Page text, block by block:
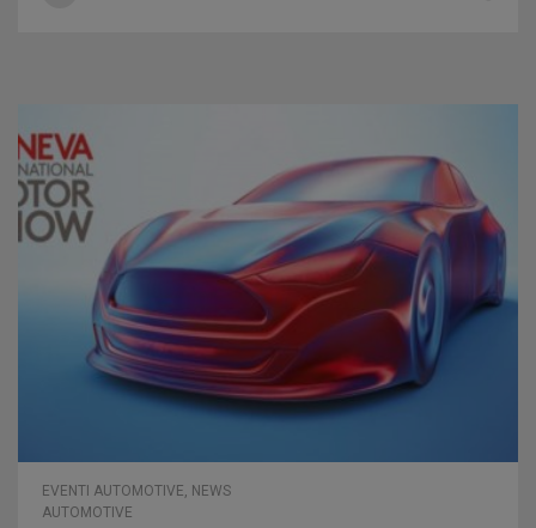
EVENTI AUTOMOTIVE NEWS
AUTOMOTIVE